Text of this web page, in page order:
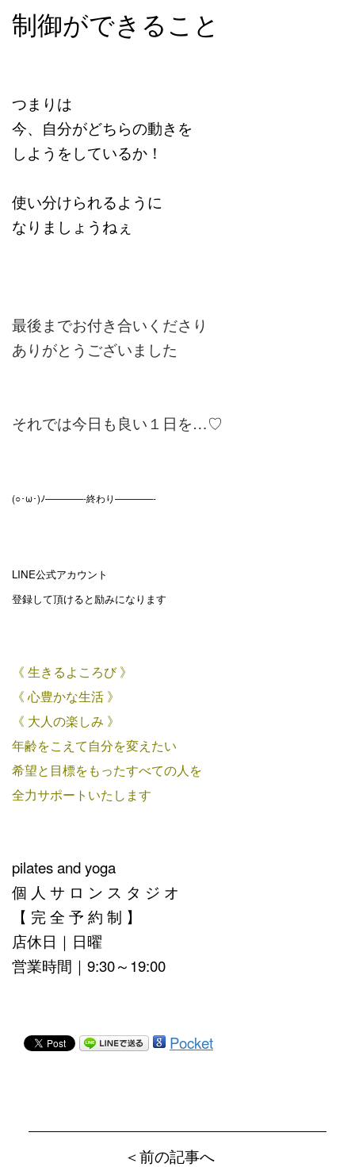
制御ができること
つまりは
今、自分がどちらの動きを
しようをしているか！
使い分けられるように
なりましょうねぇ
最後までお付き合いくださり
ありがとうございました
それでは今日も良い１日を…♡
(○･ω･)ﾉ————-終わり————-
LINE公式アカウント
登録して頂けると励みになります
《 生きるよころび 》
《 心豊かな生活 》
《 大人の楽しみ 》
年齢をこえて自分を変えたい
希望と目標をもったすべての人を
全力サポートいたします
pilates and yoga
個 人 サ ロ ン ス タ ジ オ
【 完 全 予 約 制 】
店休日｜日曜
営業時間｜9:30～19:00
Pocket
＜前の記事へ